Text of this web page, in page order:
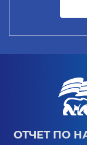
ОТЧЕТ ПО